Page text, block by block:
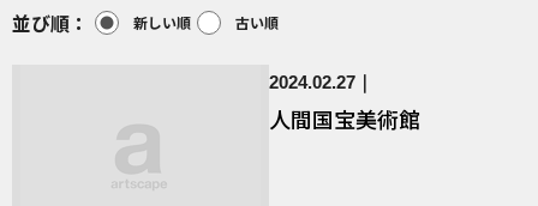
並び順： 新しい順 古い順
2024.02.27
人間国宝美術館